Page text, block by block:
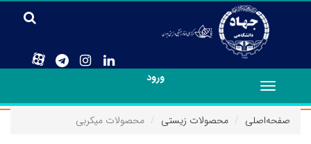
ورود
Toggle
navigation
صفحه‌اصلی
محصولات زیستی محصولات میکربی